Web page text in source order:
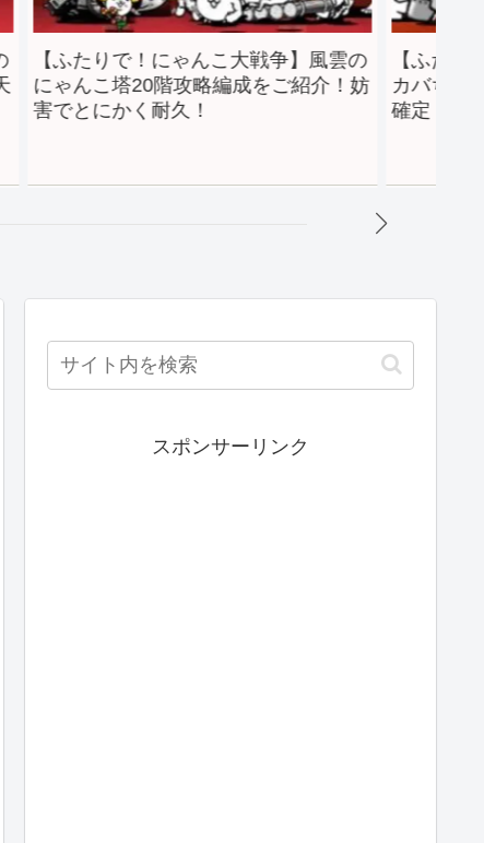
りで！にゃんこ大戦争】風雲の
塔20階攻略編成をご紹介！妨
にかく耐久！
【ふたりで！にゃ
カバちゃんの攻略編
スポンサーリンク